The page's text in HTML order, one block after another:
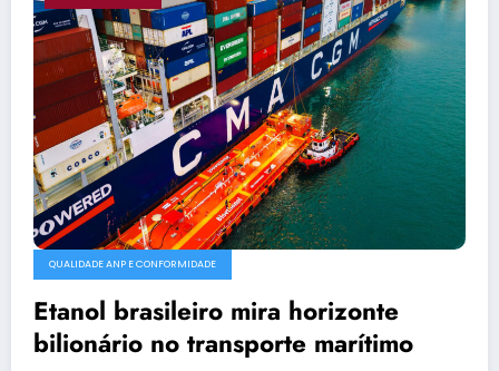
QUALIDADE ANP E CONFORMIDADE
Etanol brasileiro mira horizonte
bilionário no transporte marítimo